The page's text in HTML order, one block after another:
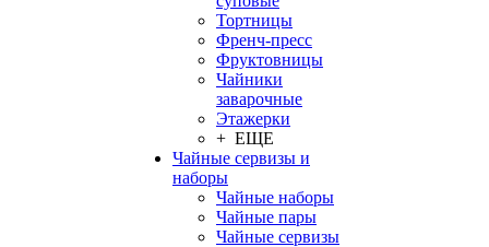
Тортницы
Френч-пресс
Фруктовницы
Чайники
заварочные
Этажерки
+ ЕЩЕ
Чайные сервизы и
наборы
Чайные наборы
Чайные пары
Чайные сервизы